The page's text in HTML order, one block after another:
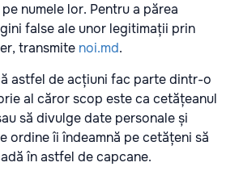
numele lor. Pentru a părea
false ale unor legitimații prin
transmite noi.md.
astfel de acțiuni fac parte dintr-o
al căror scop este ca cetățeanul
să divulge date personale și
ordine îi îndeamnă pe cetățeni să
în astfel de capcane.